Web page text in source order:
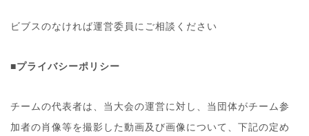
ビブスのなければ運営委員にご相談ください
■プライバシーポリシー
チームの代表者は、当大会の運営に対し、当団体がチーム参
加者の肖像等を撮影した動画及び画像について、下記の定め